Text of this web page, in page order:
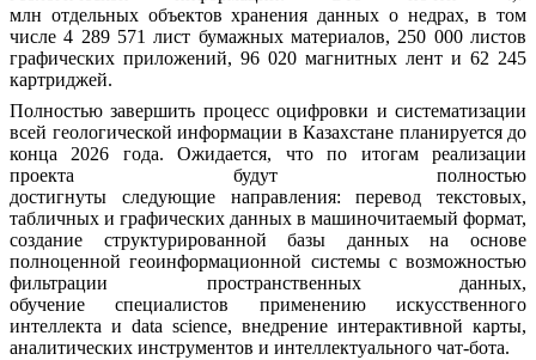
млн отдельных объектов хранения данных о недрах, в том
числе 4 289 571 лист бумажных материалов, 250 000 листов
графических приложений, 96 020 магнитных лент и 62 245
картриджей.
Полностью завершить процесс оцифровки и систематизации
всей геологической информации в Казахстане планируется до
конца 2026 года.
Ожидается, что по итогам реализации
проекта
будут полностью
достигнуты
следующие направления:
перевод текстовых,
табличных и графических данных в машиночитаемый формат,
создание структурированной базы данных
на основе
полноценной геоинформационной системы с возможностью
фильтрации пространственных данных,
обучение
специалистов применению искусственного
интеллекта и data science, внедрение интерактивной карты,
аналитических инструментов и интеллектуального чат-бота.